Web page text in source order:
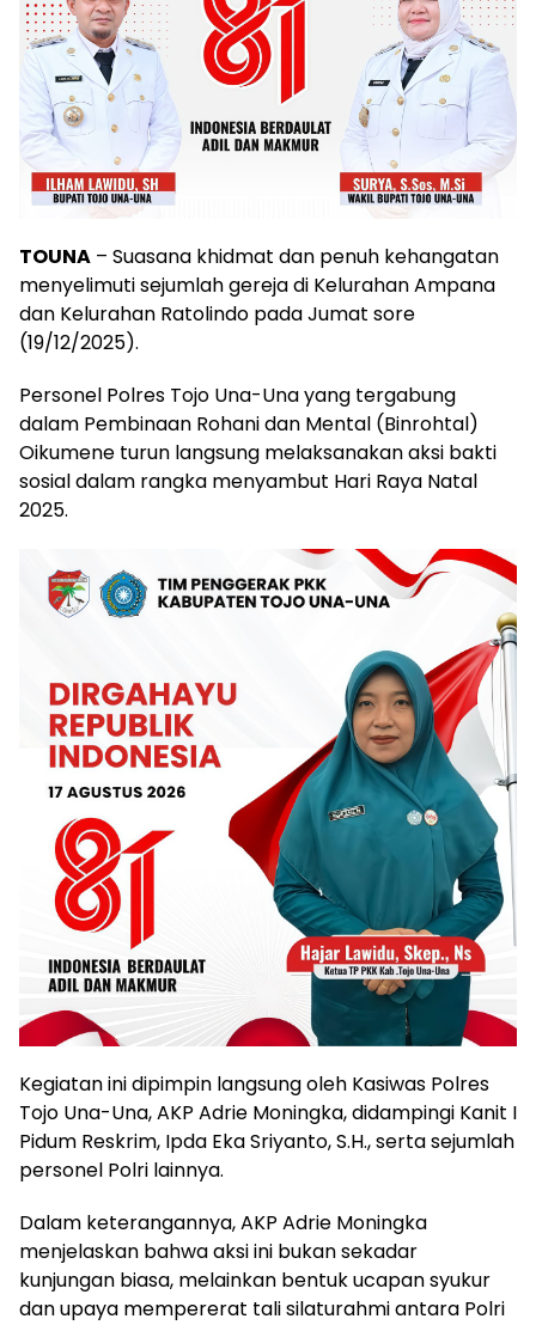
TOUNA – Suasana khidmat dan penuh kehangatan
menyelimuti sejumlah gereja di Kelurahan Ampana
dan Kelurahan Ratolindo pada Jumat sore
(19/12/2025).
Personel Polres Tojo Una-Una yang tergabung
dalam Pembinaan Rohani dan Mental (Binrohtal)
Oikumene turun langsung melaksanakan aksi bakti
sosial dalam rangka menyambut Hari Raya Natal
2025.
Kegiatan ini dipimpin langsung oleh Kasiwas Polres
Tojo Una-Una, AKP Adrie Moningka, didampingi Kanit I
Pidum Reskrim, Ipda Eka Sriyanto, S.H., serta sejumlah
personel Polri lainnya.
Dalam keterangannya, AKP Adrie Moningka
menjelaskan bahwa aksi ini bukan sekadar
kunjungan biasa, melainkan bentuk ucapan syukur
dan upaya mempererat tali silaturahmi antara Polri